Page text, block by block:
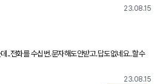
23.08.15
..전화를 수십번.문자해도안받고.답도없네요..할수
수했습니다...ㅎㅎ 앞뒤로차막아놓고.다른차타고왔
23.08.15